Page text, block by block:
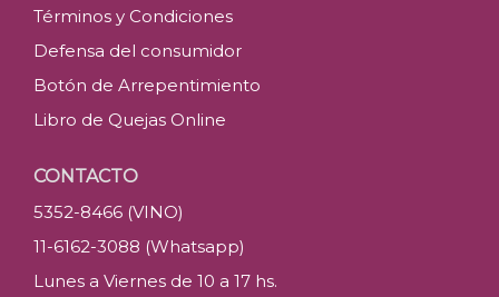
Términos y Condiciones
Defensa del consumidor
Botón de Arrepentimiento
Libro de Quejas Online
CONTACTO
5352-8466 (VINO)
11-6162-3088 (Whatsapp)
Lunes a Viernes de 10 a 17 hs.